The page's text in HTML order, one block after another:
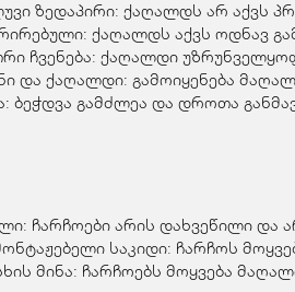
ზედაპირი: ქაღალდს არ აქვს
ქაღალდს აქვს ოდნავ
ჩვენება: ქაღალდი
და ქაღალდი: გამოიყენება
ბეჭდვა გამძლეა და დროთა
ჩარჩოები არის დახვეწილი და
საკიდი: ჩარჩოს
მინა: ჩარჩოებს მოყვება